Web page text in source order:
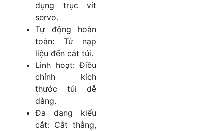
dụng trục vít
servo.
Tự động hoàn
toàn: Từ nạp
liệu đến cắt túi.
Linh hoạt: Điều
chỉnh kích
thước túi dễ
dàng.
Đa dạng kiểu
cắt: Cắt thẳng,